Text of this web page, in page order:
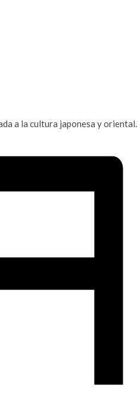
a la cultura japonesa y oriental.